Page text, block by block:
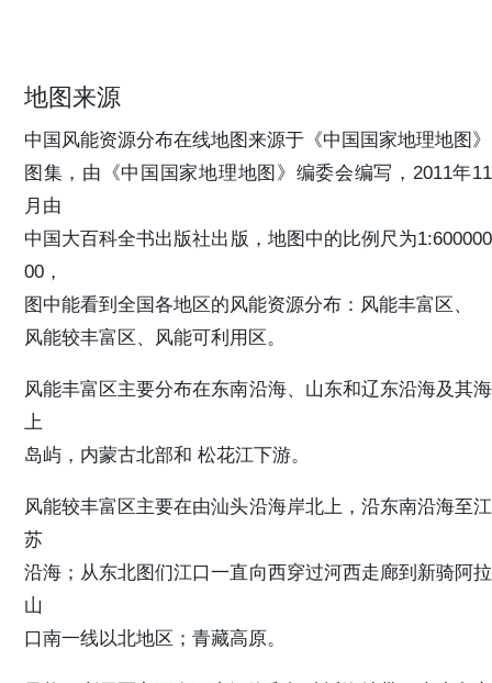
地图来源
中国风能资源分布在线地图来源于《中国国家地理地图》
图集，由《中国国家地理地图》编委会编写，2011年11
月由
中国大百科全书出版社出版，地图中的比例尺为1:600000
00，
图中能看到全国各地区的风能资源分布：风能丰富区、
风能较丰富区、风能可利用区。
风能丰富区主要分布在东南沿海、山东和辽东沿海及其海
上
岛屿，内蒙古北部和 松花江下游。
风能较丰富区主要在由汕头沿海岸北上，沿东南沿海至江
苏
沿海；从东北图们江口一直向西穿过河西走廊到新骑阿拉
山
口南一线以北地区；青藏高原。